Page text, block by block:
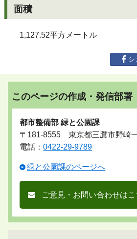
面積
1,127.52平方メートル
シ
このページの作成・発信部署
都市整備部 緑と公園課
〒181-8555 東京都三鷹市野崎
電話：0422-29-9789
緑と公園課のページへ
ご意見・お問い合わせはこ